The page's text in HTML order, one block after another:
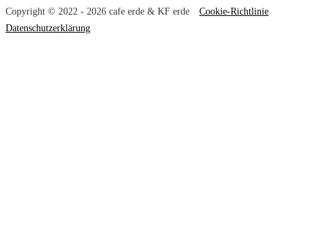
Copyright © 2022 - 2026 cafe erde & KF erde Cookie-Richtlinie
Datenschutzerklärung